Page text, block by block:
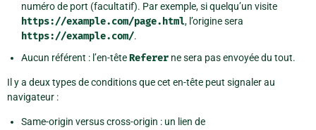
numéro de port (facultatif). Par exemple, si quelqu’un visite
https://example.com/page.html, l’origine sera
https://example.com/.
Aucun référent : l’en-têteReferer ne sera pas envoyée du tout.
Il y a deux types de conditions que cet en-tête peut signaler au
navigateur :
Same-origin versus cross-origin : un lien de